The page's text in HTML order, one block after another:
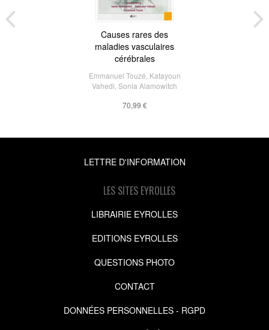
Causes rares des
maladies vasculaires
cérébrales
Emmanuel Touzé Katayoun
Vahedi Sonia Alamowitch
70,99 €
LETTRE D'INFORMATION
LES SITES EYROLLES
LIBRAIRIE EYROLLES
EDITIONS EYROLLES
QUESTIONS PHOTO
CONTACT
DONNÉES PERSONNELLES - RGPD